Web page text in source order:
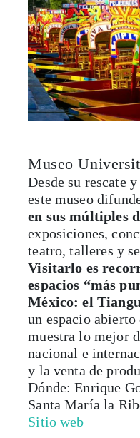
Museo
Desde su rescate
este museo
en sus múltiples
exposiciones,
teatro, talleres y
Visitarlo es
espacios “más
México: el
un espacio abierto
muestra lo mejor
nacional e
y la venta de
Dónde: Enrique
Santa María la
Sitio web